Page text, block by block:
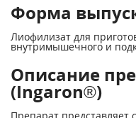
Форма
Лиофилизат для
внутримышечного и
Описание
(Ingaron®)